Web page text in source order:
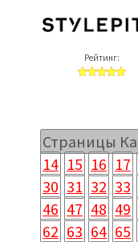
Рейтинг:
Страницы
14 15 16 17
30 31 32 33
46 47 48 49
62 63 64 65